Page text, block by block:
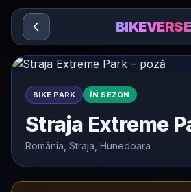
Sari la conținut
BIKEVERSE
BIKE PARK ÎN SEZON
Straja Extreme
România, Straja, Hunedoara